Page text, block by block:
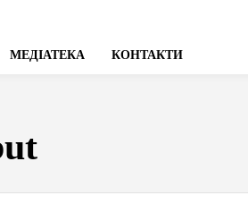
МЕДІАТЕКА КОНТАКТИ